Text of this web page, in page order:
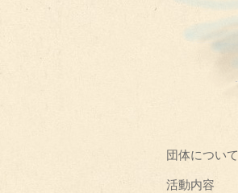
団体について
活動内容